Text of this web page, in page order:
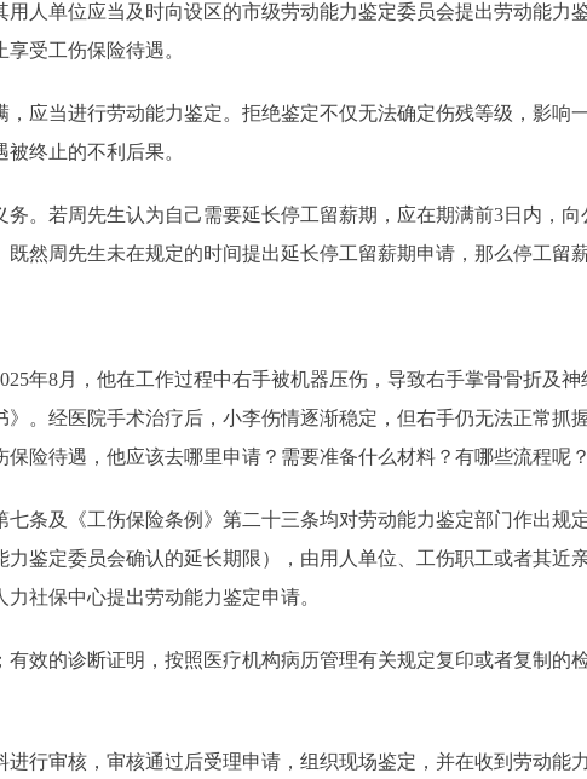
人单位应当及时向设区的市级劳动能力鉴定委员会提出劳动能力
受工伤保险待遇。
当进行劳动能力鉴定。拒绝鉴定不仅无法确定伤残等级，影响
终止的不利后果。
若周先生认为自己需要延长停工留薪期，应在期满前3日内，向
然周先生未在规定的时间提出延长停工留薪期申请，那么停工留
8月，他在工作过程中右手被机器压伤，导致右手掌骨骨折及神
》。经医院手术治疗后，小李伤情逐渐稳定，但右手仍无法正常抓
险待遇，他应该去哪里申请？需要准备什么材料？有哪些流程呢？
及《工伤保险条例》第二十三条均对劳动能力鉴定部门作出规
鉴定委员会确认的延长期限），由用人单位、工伤职工或者其近
社保中心提出劳动能力鉴定申请。
的诊断证明，按照医疗机构病历管理有关规定复印或者复制的
审核，审核通过后受理申请，组织现场鉴定，并在收到劳动能力